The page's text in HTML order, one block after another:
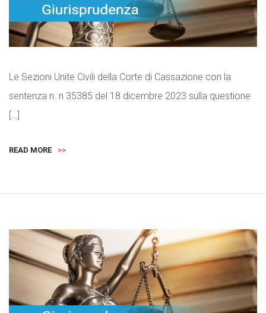
Le Sezioni Unite Civili della Corte di Cassazione con la
sentenza n. n 35385 del 18 dicembre 2023 sulla questione
[…]
READ MORE >>